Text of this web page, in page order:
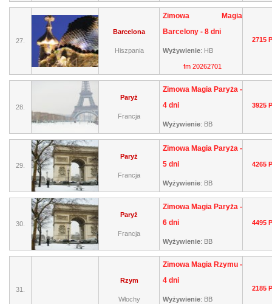
27.
Barcelona
Hiszpania
Zimowa Magia
Barcelony - 8 dni
Wyżywienie: HB
fm 20262701
2715
28.
Paryż
Francja
Zimowa Magia Paryża -
4 dni
Wyżywienie: BB
3925
29.
Paryż
Francja
Zimowa Magia Paryża -
5 dni
Wyżywienie: BB
4265
30.
Paryż
Francja
Zimowa Magia Paryża -
6 dni
Wyżywienie: BB
4495
31.
Rzym
Włochy
Zimowa Magia Rzymu -
4 dni
Wyżywienie: BB
2185